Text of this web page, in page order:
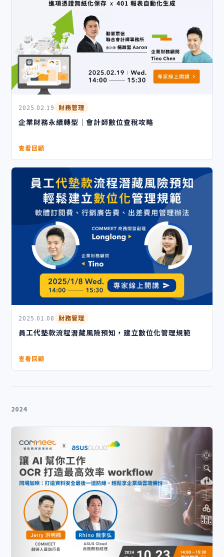
2025.02.19 財務管理
企業財務永續轉型｜會計師數位查稅攻略
查看回顧
2025.01.08 財務管理
員工代墊款流程潛藏風險預知，建立數位化管理規範
查看回顧
2024